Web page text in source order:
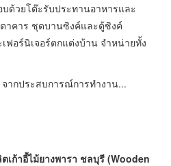
ด้วยโต๊ะรับประทานอาหารและ
ตาคาร ชุดบานซิงค์และตู้ซิงค์
ฟอร์นิเจอร์ตกแต่งบ้าน จำหน่ายทั้ง
ากประสบการณ์การทำงาน...
เก้าอี้ไม้ยางพารา ชลบุรี (Wooden